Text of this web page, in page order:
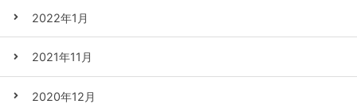
2022年1月
2021年11月
2020年12月